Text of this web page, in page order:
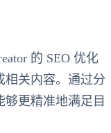
的 SEO 优化
相关内容。通过分
更精准地满足目